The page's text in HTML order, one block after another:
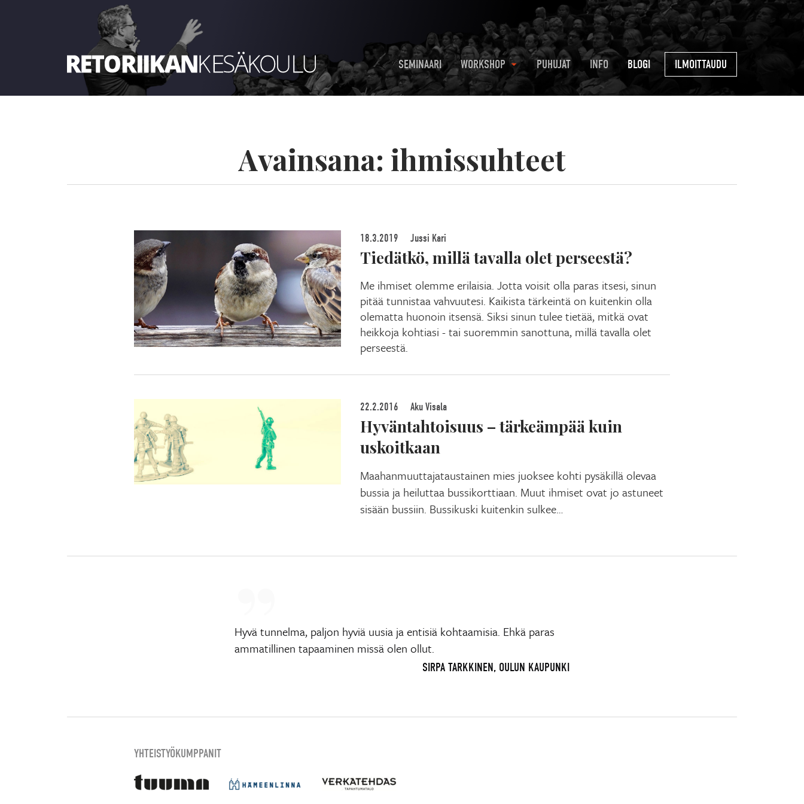
SEMINAARI WORKSHOP PUHUJAT INFO BLOGI ILMOITTAUDU
Avainsana: ihmissuhteet
18.3.2019 Jussi Kari
Tiedätkö, millä tavalla olet perseestä?
Me ihmiset olemme erilaisia. Jotta voisit olla paras itsesi, sinun
pitää tunnistaa vahvuutesi. Kaikista tärkeintä on kuitenkin olla
olematta huonoin itsensä. Siksi sinun tulee tietää, mitkä ovat
heikkoja kohtiasi - tai suoremmin sanottuna, millä tavalla olet
perseestä.
22.2.2016 Aku Visala
Hyväntahtoisuus – tärkeämpää kuin
uskoitkaan
Maahanmuuttajataustainen mies juoksee kohti pysäkillä olevaa
bussia ja heiluttaa bussikorttiaan. Muut ihmiset ovat jo astuneet
sisään bussiin. Bussikuski kuitenkin sulkee…
Hyvä tunnelma, paljon hyviä uusia ja entisiä kohtaamisia. Ehkä paras
ammatillinen tapaaminen missä olen ollut.
SIRPA TARKKINEN, OULUN KAUPUNKI
YHTEISTYÖKUMPPANIT